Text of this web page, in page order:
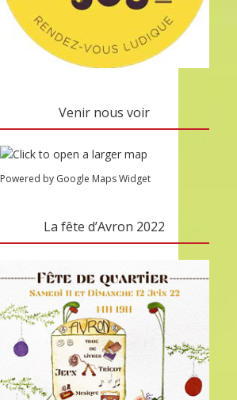
Venir nous voir
Powered by Google Maps Widget
La fête d’Avron 2022